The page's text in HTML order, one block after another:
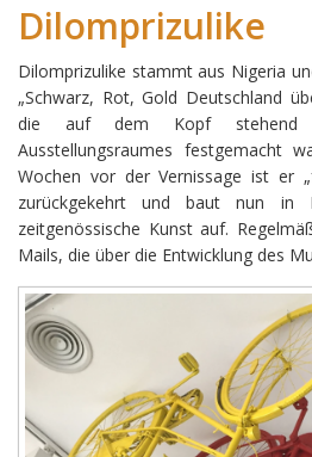
Dilomprizulike
Dilomprizulike stammt aus Nigeria
„Schwarz, Rot, Gold Deutschland
die auf dem Kopf
Ausstellungsraumes festgemacht
Wochen vor der Vernissage ist er
zurückgekehrt und baut nun in
zeitgenössische Kunst auf.
Mails, die über die Entwicklung des